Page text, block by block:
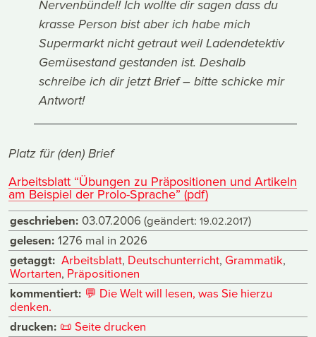
Nervenbündel! Ich wollte dir sagen dass du
krasse Person bist aber ich habe mich
Supermarkt nicht getraut weil Ladendetektiv
Gemüsestand gestanden ist. Deshalb
schreibe ich dir jetzt Brief – bitte schicke mir
Antwort!
Platz für (den) Brief
Arbeitsblatt “Übungen zu Präpositionen und Artikeln
am Beispiel der Prolo-Sprache” (pdf)
geschrieben: 03.07.2006 (geändert: 19.02.2017)
gelesen: 1276 mal in 2026
getaggt: Arbeitsblatt, Deutschunterricht, Grammatik,
Wortarten, Präpositionen
kommentiert: 💬 Die Welt will lesen, was Sie hierzu
denken.
drucken: 📜 Seite drucken